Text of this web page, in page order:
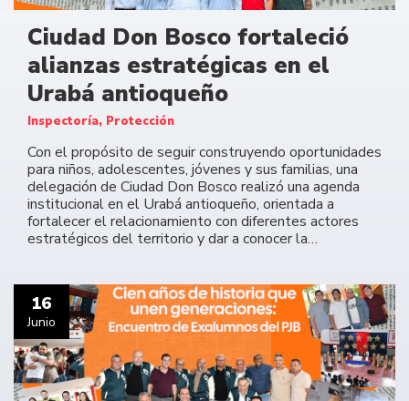
Ciudad Don Bosco fortaleció
alianzas estratégicas en el
Urabá antioqueño
Inspectoría, Protección
Con el propósito de seguir construyendo oportunidades
para niños, adolescentes, jóvenes y sus familias, una
delegación de Ciudad Don Bosco realizó una agenda
institucional en el Urabá antioqueño, orientada a
fortalecer el relacionamiento con diferentes actores
estratégicos del territorio y dar a conocer la…
16
Junio